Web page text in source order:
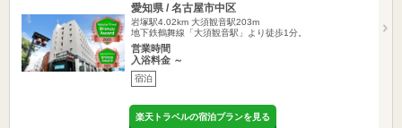
愛知県 / 名古屋市中区
岩塚駅4.02km 大須観音駅203m
地下鉄鶴舞線「大須観音駅」より徒歩1分。
営業時間
入浴料金 ～
宿泊
楽天トラベルの宿泊プランを見る